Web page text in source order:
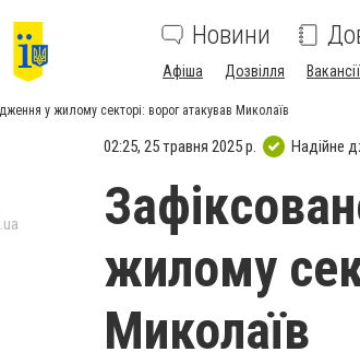
Новини
Афіша Дозвілля Вакансії
у жилому секторі: ворог атакував Миколаїв
02:25, 25 травня 2025 р. Надійне
жилому
Миколаїв